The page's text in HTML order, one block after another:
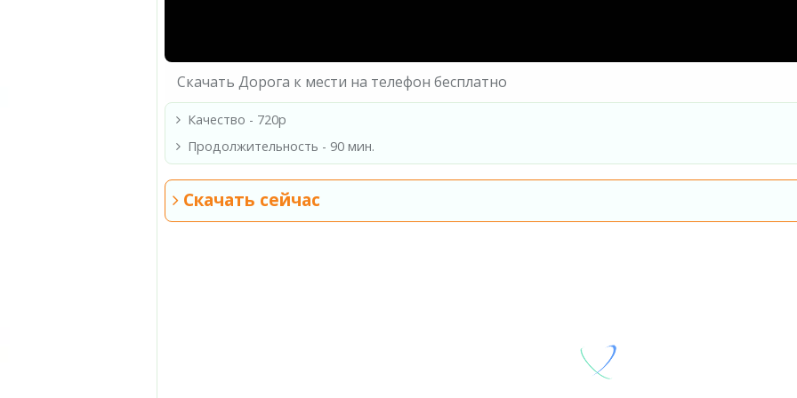
Скачать Дорога к мести на телефон бесплатно
Качество - 720p
Продолжительность - 90 мин.
Скачать сейчас